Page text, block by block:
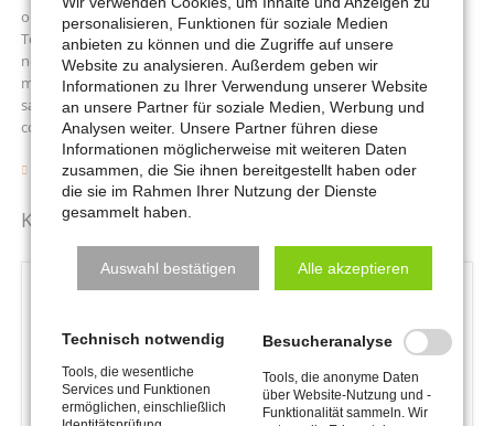
omnis voluptas assumenda est, omnis dolor repellendus.
Temporibus autem quibusdam et aut officiis debitis aut rerum
necessitatibus saepe eveniet ut et voluptates repudiandae sint et
molestiae non recusandae. Itaque earum rerum hic tenetur a
sapiente delectus, ut aut reiciendis voluptatibus maiores alias
consequatur aut perferendis doloribus asperiores repellat.
Zurück
Kommentare
Kommentar vonRockSolid Demo|28. Juni 2012
Lorem ipsum dolor sit amet, consectetur adipiscing
elit. In sollicitudin quam turpis, ac tristique sem.
Proin ac est ipsum. Fusce fringilla pretium turpis a
lobortis. In iaculis nunc turpis.
personalisieren, Funktionen für soziale Medien
anbieten zu können und die Zugriffe auf unsere
Website zu analysieren. Außerdem geben wir
Informationen zu Ihrer Verwendung unserer Website
an unsere Partner für soziale Medien, Werbung und
Analysen weiter. Unsere Partner führen diese
Informationen möglicherweise mit weiteren Daten
zusammen, die Sie ihnen bereitgestellt haben oder
die sie im Rahmen Ihrer Nutzung der Dienste
gesammelt haben.
Auswahl bestätigen Alle akzeptieren
Technisch notwendig
Tools, die wesentliche
Services und Funktionen
ermöglichen, einschließlich
Besucheranalyse
Tools, die anonyme Daten
über Website-Nutzung und -
Funktionalität sammeln. Wir